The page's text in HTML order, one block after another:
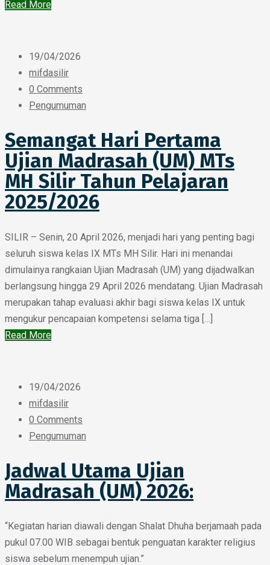
Read More
19/04/2026
mifdasilir
0 Comments
Pengumuman
Semangat Hari Pertama
Ujian Madrasah (UM) MTs
MH Silir Tahun Pelajaran
2025/2026
SILIR – Senin, 20 April 2026, menjadi hari yang penting bagi
seluruh siswa kelas IX MTs MH Silir. Hari ini menandai
dimulainya rangkaian Ujian Madrasah (UM) yang dijadwalkan
berlangsung hingga 29 April 2026 mendatang. Ujian Madrasah
merupakan tahap evaluasi akhir bagi siswa kelas IX untuk
mengukur pencapaian kompetensi selama tiga […]
Read More
19/04/2026
mifdasilir
0 Comments
Pengumuman
Jadwal Utama Ujian
Madrasah (UM) 2026:
​“Kegiatan harian diawali dengan Shalat Dhuha berjamaah pada
pukul 07.00 WIB sebagai bentuk penguatan karakter religius
siswa sebelum menempuh ujian.”